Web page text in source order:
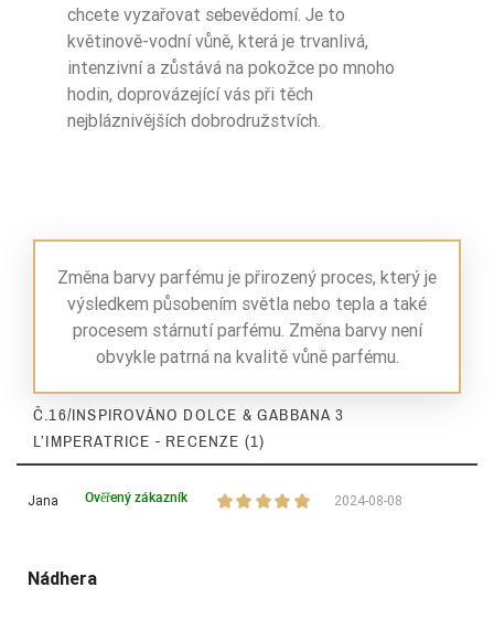
chcete vyzařovat sebevědomí. Je to
květinově-vodní vůně, která je trvanlivá,
intenzivní a zůstává na pokožce po mnoho
hodin, doprovázející vás při těch
nejbláznivějších dobrodružstvích.
Změna barvy parfému je přirozený proces, který je
výsledkem působením světla nebo tepla a také
procesem stárnutí parfému. Změna barvy není
obvykle patrná na kvalitě vůně parfému.
Č.16/INSPIROVÁNO DOLCE & GABBANA 3
L’IMPERATRICE - RECENZE (1)
Jana Ověřený zákazník 2024-08-08
Nádhera